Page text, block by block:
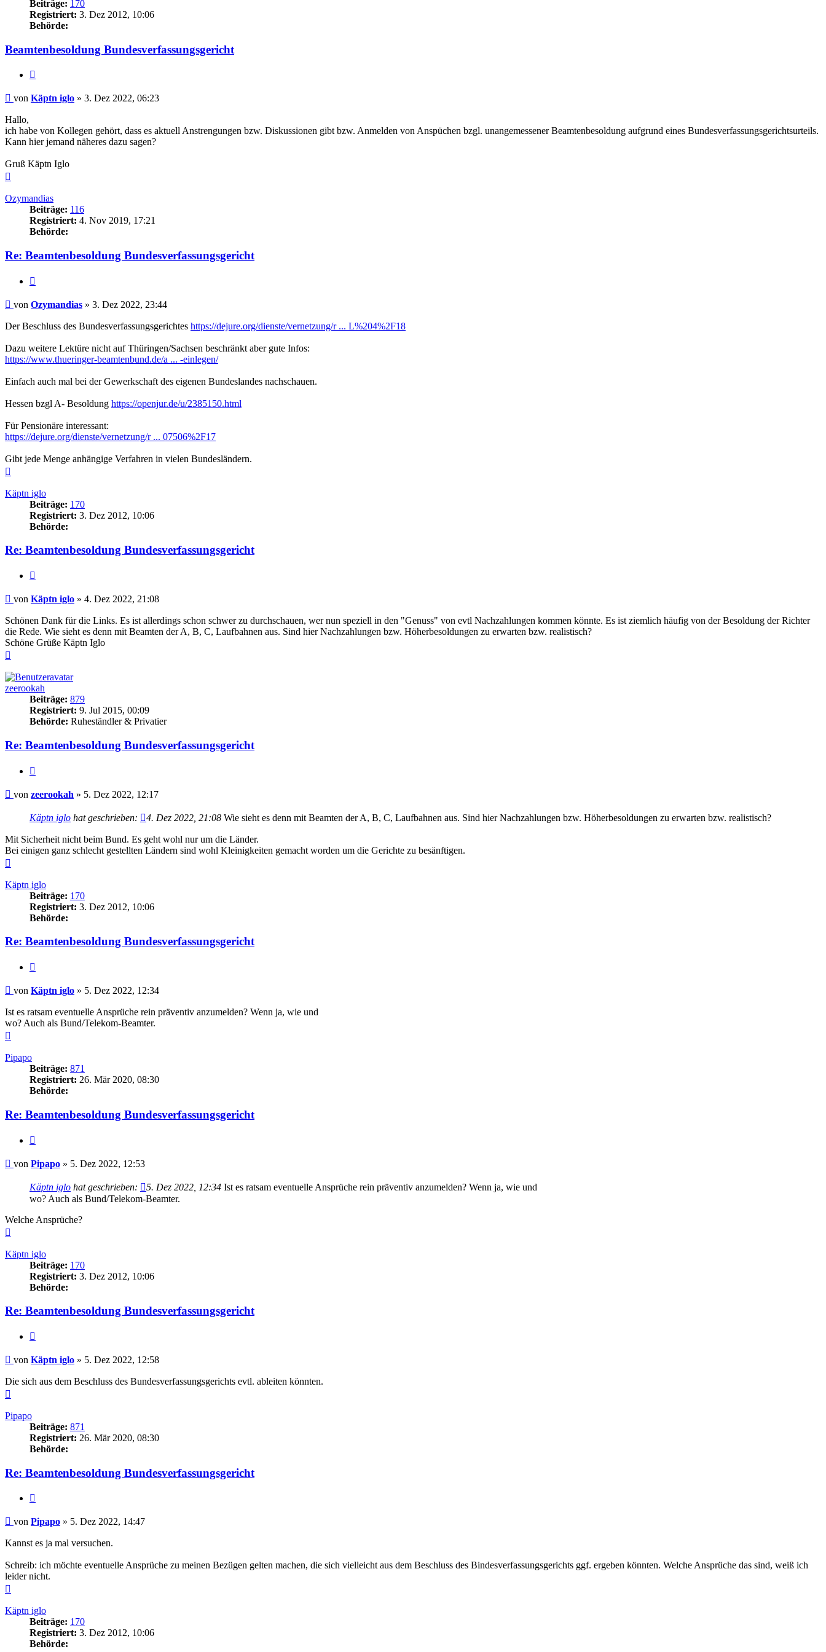
Beiträge: 170
Registriert: 3. Dez 2012, 10:06
Behörde:
Beamtenbesoldung Bundesverfassungsgericht
Beitrag
von Käptn iglo » 3. Dez 2022, 06:23
Hallo,
ich habe von Kollegen gehört, dass es aktuell Anstrengungen bzw. Diskussionen gibt bzw. Anmelden von Anspüchen bzgl. unangemessener Beamtenbesoldung aufgrund eines Bundesverfassungsgerichtsurteils.
Kann hier jemand näheres dazu sagen?
Gruß Käptn Iglo
Ozymandias
Beiträge: 116
Registriert: 4. Nov 2019, 17:21
Behörde:
Re: Beamtenbesoldung Bundesverfassungsgericht
Beitrag
von Ozymandias » 3. Dez 2022, 23:44
Der Beschluss des Bundesverfassungsgerichtes https://dejure.org/dienste/vernetzung/r ... L%204%2F18
Dazu weitere Lektüre nicht auf Thüringen/Sachsen beschränkt aber gute Infos:
https://www.thueringer-beamtenbund.de/a ... -einlegen/
Einfach auch mal bei der Gewerkschaft des eigenen Bundeslandes nachschauen.
Hessen bzgl A- Besoldung https://openjur.de/u/2385150.html
Für Pensionäre interessant:
https://dejure.org/dienste/vernetzung/r ... 07506%2F17
Gibt jede Menge anhängige Verfahren in vielen Bundesländern.
Käptn iglo
Beiträge: 170
Registriert: 3. Dez 2012, 10:06
Behörde:
Re: Beamtenbesoldung Bundesverfassungsgericht
Beitrag
von Käptn iglo » 4. Dez 2022, 21:08
Schönen Dank für die Links. Es ist allerdings schon schwer zu durchschauen, wer nun speziell in den "Genuss" von evtl Nachzahlungen kommen könnte. Es ist ziemlich häufig von der Besoldung der Richter
die Rede. Wie sieht es denn mit Beamten der A, B, C, Laufbahnen aus. Sind hier Nachzahlungen bzw. Höherbesoldungen zu erwarten bzw. realistisch?
Schöne Grüße Käptn Iglo
zeerookah
Beiträge: 879
Registriert: 9. Jul 2015, 00:09
Behörde: Ruheständler & Privatier
Re: Beamtenbesoldung Bundesverfassungsgericht
Beitrag
von zeerookah » 5. Dez 2022, 12:17
Käptn iglo hat geschrieben: 4. Dez 2022, 21:08 Wie sieht es denn mit Beamten der A, B, C, Laufbahnen aus. Sind hier Nachzahlungen bzw. Höherbesoldungen zu erwarten bzw. realistisch?
Mit Sicherheit nicht beim Bund. Es geht wohl nur um die Länder.
Bei einigen ganz schlecht gestellten Ländern sind wohl Kleinigkeiten gemacht worden um die Gerichte zu besänftigen.
Käptn iglo
Beiträge: 170
Registriert: 3. Dez 2012, 10:06
Behörde:
Re: Beamtenbesoldung Bundesverfassungsgericht
Beitrag
von Käptn iglo » 5. Dez 2022, 12:34
Ist es ratsam eventuelle Ansprüche rein präventiv anzumelden? Wenn ja, wie und
wo? Auch als Bund/Telekom-Beamter.
Pipapo
Beiträge: 871
Registriert: 26. Mär 2020, 08:30
Behörde:
Re: Beamtenbesoldung Bundesverfassungsgericht
Beitrag
von Pipapo » 5. Dez 2022, 12:53
Käptn iglo hat geschrieben: 5. Dez 2022, 12:34 Ist es ratsam eventuelle Ansprüche rein präventiv anzumelden? Wenn ja, wie und
wo? Auch als Bund/Telekom-Beamter.
Welche Ansprüche?
Käptn iglo
Beiträge: 170
Registriert: 3. Dez 2012, 10:06
Behörde:
Re: Beamtenbesoldung Bundesverfassungsgericht
Beitrag
von Käptn iglo » 5. Dez 2022, 12:58
Die sich aus dem Beschluss des Bundesverfassungsgerichts evtl. ableiten könnten.
Pipapo
Beiträge: 871
Registriert: 26. Mär 2020, 08:30
Behörde:
Re: Beamtenbesoldung Bundesverfassungsgericht
Beitrag
von Pipapo » 5. Dez 2022, 14:47
Kannst es ja mal versuchen.
Schreib: ich möchte eventuelle Ansprüche zu meinen Bezügen gelten machen, die sich vielleicht aus dem Beschluss des Bindesverfassungsgerichts ggf. ergeben könnten. Welche Ansprüche das sind, weiß ich
leider nicht.
Käptn iglo
Beiträge: 170
Registriert: 3. Dez 2012, 10:06
Behörde: